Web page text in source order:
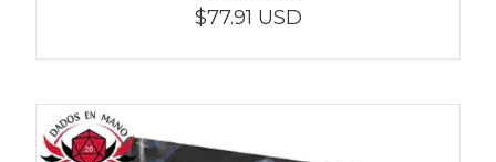
$77.91 USD